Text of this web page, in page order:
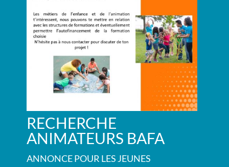
RECHERCHE
ANIMATEURS BAFA
ANNONCE POUR LES JEUNES